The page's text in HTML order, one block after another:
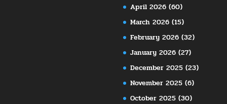
April 2026 (60)
March 2026 (15)
February 2026 (32)
January 2026 (27)
December 2025 (23)
November 2025 (6)
October 2025 (30)